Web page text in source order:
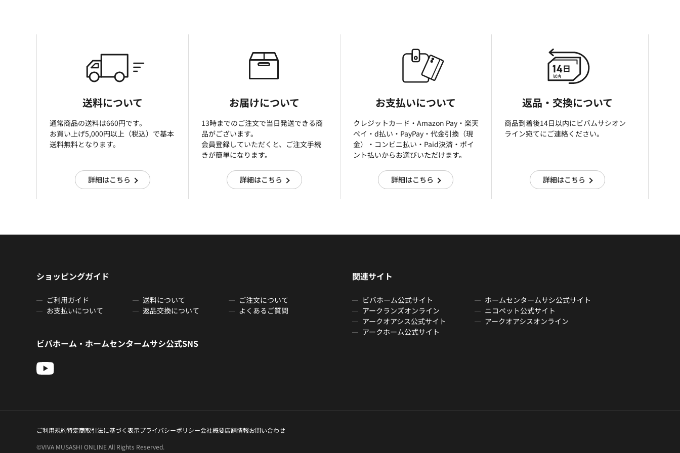
送料について
通常商品の送料は660円です。
お買い上げ5,000円以上（税込）で基本
送料無料となります。
詳細はこちら
お届けについて
13時までのご注文で当日発送できる商
品がございます。
会員登録していただくと、ご注文手続
きが簡単になります。
詳細はこちら
お支払いについて
クレジットカード・Amazon Pay・楽天
ぺイ・d払い・PayPay・代金引換（現
金）・コンビニ払い・Paid決済・ポイ
ント払いからお選びいただけます。
詳細はこちら
返品・交換について
商品到着後14日以内にビバムサシオン
ライン宛てにご連絡ください。
詳細はこちら
ショッピングガイド
ご利用ガイド 送料について
ご注文について
お支払いについて
返品交換について よくあるご質問
関連サイト
ビバホーム公式サイト
ホームセンタームサシ公式サイト
アークランズオンライン
ニコペット公式サイト
アークオアシス公式サイト
アークオアシスオンライン
アークホーム公式サイト
ビバホーム・ホームセンタームサシ公式SNS
ご利用規約特定商取引法に基づく表示プライバシーポリシー会社概要店舗情報お問い合わせ
©VIVA MUSASHI ONLINE All Rights Reserved.